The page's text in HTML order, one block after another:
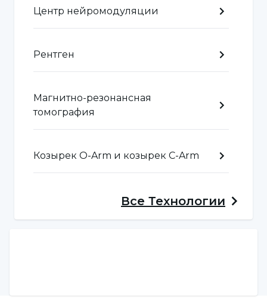
Шизофрения - это хроническое психическое
нарушения мышления, эмоций и
Лечение включает в себя прием
реабилитацию и группы поддержки;
Центр нейромодуляции
Рентген
Магнитно-резонансная
томография
Козырек O-Arm и козырек C-Arm
Все Технологии